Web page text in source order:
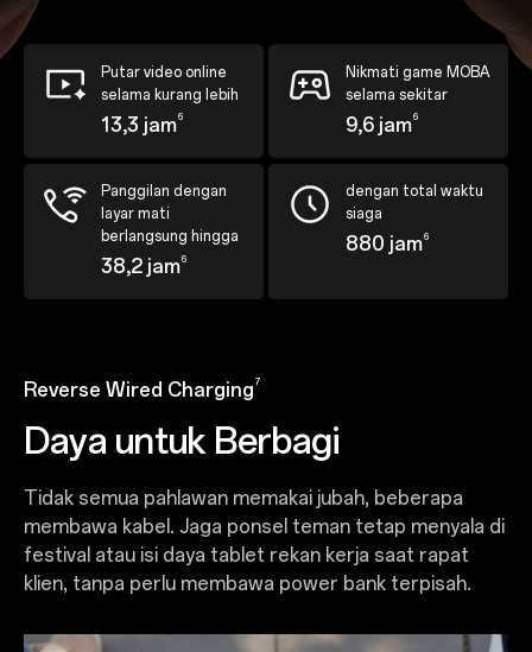
Putar video online
selama kurang lebih
13,3 jam6
Nikmati game MOBA
selama sekitar
9,6 jam6
Panggilan dengan
layar mati
berlangsung hingga
38,2 jam6
dengan total waktu
siaga
880 jam6
Reverse Wired Charging 7
Daya untuk Berbagi
Tidak semua pahlawan memakai jubah, beberapa
membawa kabel. Jaga ponsel teman tetap menyala di
festival atau isi daya tablet rekan kerja saat rapat
klien, tanpa perlu membawa power bank terpisah.